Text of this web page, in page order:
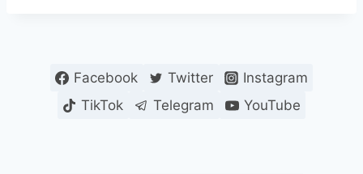
Facebook Twitter
Instagram
TikTok
Telegram YouTube